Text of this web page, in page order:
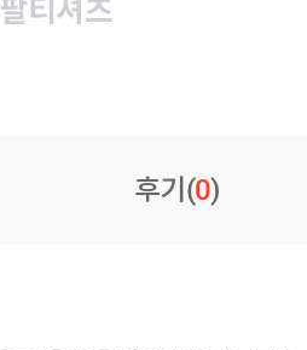
티셔츠
후기(0)